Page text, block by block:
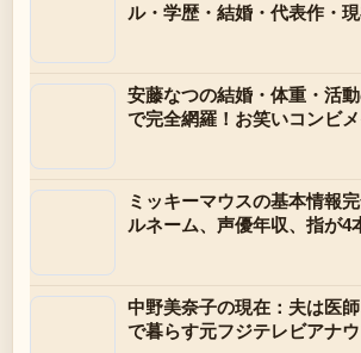
ル・学歴・結婚・代表作・
安藤なつの結婚・体重・活
で完全網羅！お笑いコンビ
ミッキーマウスの基本情報
ルネーム、声優年収、指が4
中野美奈子の現在：夫は医
で暮らす元フジテレビアナ